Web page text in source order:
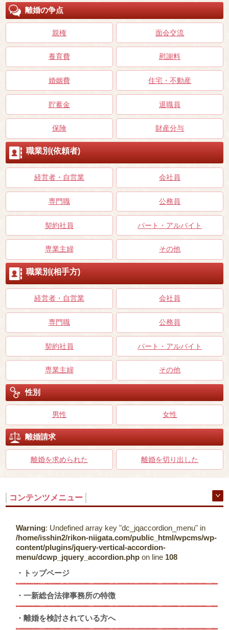
離婚の争点
親権 面会交流
養育費 慰謝料
婚姻費 住宅・不動産
貯蓄金 退職員
保険 財産分与
職業別(依頼者)
経営者・自営業 会社員
専門職 公務員
契約社員 パート・アルバイト
専業主婦 その他
職業別(相手方)
経営者・自営業 会社員
専門職 公務員
契約社員 パート・アルバイト
専業主婦 その他
性別
男性 女性
離婚請求
離婚を求められた 離婚を切り出した
コンテンツメニュー
Warning: Undefined array key "dc_jqaccordion_menu" in
/home/isshin2/rikon-niigata.com/public_html/wpcms/wp-
content/plugins/jquery-vertical-accordion-
menu/dcwp_jquery_accordion.php on line 108
トップページ
一新総合法律事務所の特徴
離婚を検討されている方へ